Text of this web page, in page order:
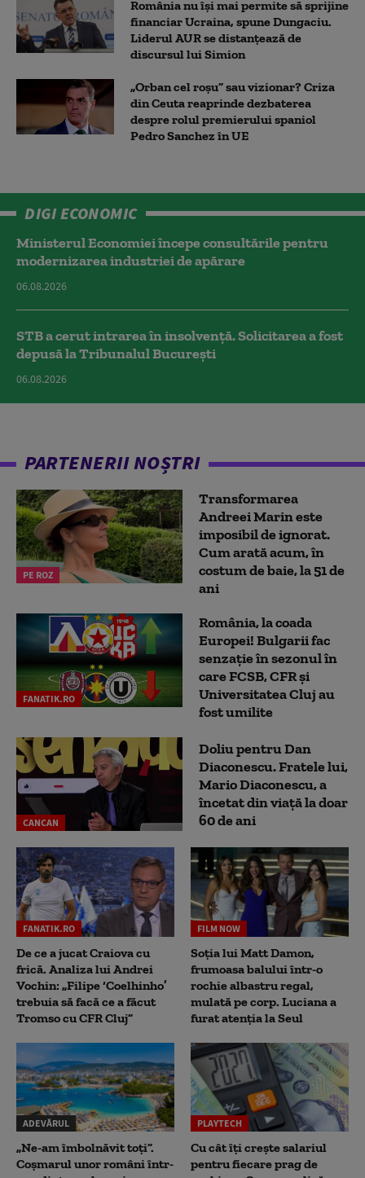
România nu își mai permite să sprijine
financiar Ucraina, spune Dungaciu.
Liderul AUR se distanțează de
discursul lui Simion
„Orban cel roșu” sau vizionar? Criza
din Ceuta reaprinde dezbaterea
despre rolul premierului spaniol
Pedro Sanchez în UE
DIGI ECONOMIC
Ministerul Economiei începe consultările pentru
modernizarea industriei de apărare
06.08.2026
STB a cerut intrarea în insolvență. Solicitarea a fost
depusă la Tribunalul București
06.08.2026
PARTENERII NOȘTRI
PE ROZ
Transformarea
Andreei Marin este
imposibil de ignorat.
Cum arată acum, în
costum de baie, la 51 de
ani
FANATIK.RO
România, la coada
Europei! Bulgarii fac
senzație în sezonul în
care FCSB, CFR și
Universitatea Cluj au
fost umilite
CANCAN
Doliu pentru Dan
Diaconescu. Fratele lui,
Mario Diaconescu, a
încetat din viață la doar
60 de ani
FANATIK.RO
De ce a jucat Craiova cu
frică. Analiza lui Andrei
Vochin: „Filipe ‘Coelhinho’
trebuia să facă ce a făcut
Tromso cu CFR Cluj”
FILM NOW
Soția lui Matt Damon,
frumoasa balului într-o
rochie albastru regal,
mulată pe corp. Luciana a
furat atenția la Seul
ADEVĂRUL
„Ne-am îmbolnăvit toți”.
Coșmarul unor români într-
PLAYTECH
Cu cât îți crește salariul
pentru fiecare prag de